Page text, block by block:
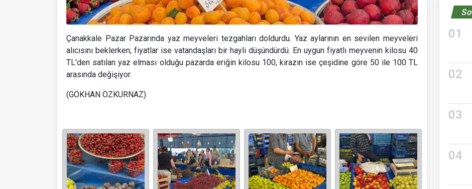
Çanakkale Pazar Pazarında yaz meyveleri tezgahları doldurdu. Yaz aylarının en sevilen meyveleri
alıcısını beklerken; fiyatlar ise vatandaşları bir hayli düşündürdü. En uygun fiyatlı meyvenin kilosu 40
TL'den satılan yaz elması olduğu pazarda eriğin kilosu 100, kirazın ise çeşidine göre 50 ile 100 TL
arasında değişiyor.
(GÖKHAN ÖZKURNAZ)
01
02
03
04